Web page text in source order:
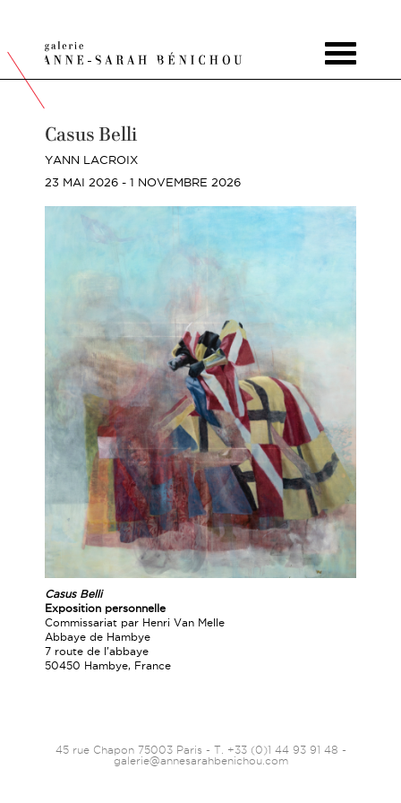
Toggle
Casus Belli
YANN LACROIX
23 MAI 2026 - 1 NOVEMBRE 2026
Casus Belli
Exposition personnelle
Commissariat par Henri Van Melle
Abbaye de Hambye
7 route de l'abbaye
50450 Hambye, France
45 rue Chapon 75003 Paris - T. +33 (0)1 44 93 91 48 -
galerie@annesarahbenichou.com